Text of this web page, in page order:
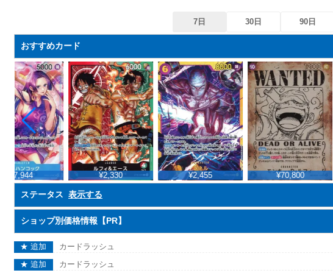
7日 30日 90日
おすすめカード
¥7,944 ¥2,330 ¥2,455 ¥70,800
ステータス 表示する
ショップ別価格情報【PR】
★ 追加 カードラッシュ
★ 追加
カードラッシュ